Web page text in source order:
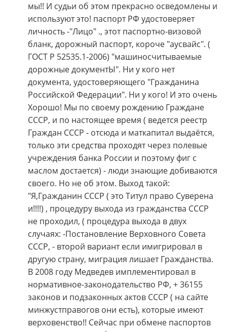
мы!! И судьи об этом прекрасно осведомлены и
используют это! паспорт РФ удостоверяет
личность -"Лицо" ., этот паспортно-визовой
бланк, дорожный паспорт, короче "аусвайс". (
ГОСТ Р 52535.1-2006) "машиносчитываемые
дорожные документЫ". Ни у кого нет
документа, удостоверяющего "Гражданина
Российской Федерации". Ни у кого! И это очень
Хорошо! Мы по своему рождению Граждане
СССР, и по настоящее время ( ведется реестр
Граждан СССР - отсюда и маткапитал выдаётся,
только эти средства проходят через полевые
учреждения банка России и поэтому фиг с
маслом достается) - люди знающие добиваются
своего. Но не об этом. Выход такой:
"Я,Гражданин СССР ( это Титул право Суверена
и!!!!) , процедуру выхода из гражданства СССР
не проходил, ( процедура выхода в двух
случаях: -Постановление Верховного Совета
СССР, - второй вариант если имигрировал в
другую страну, миграция лишает Гражданства.
В 2008 году Медведев имплементировал в
нормативное-законодательство РФ, + 36155
законов и подзаконных актов СССР ( на сайте
минжустправогов они есть), которые имеют
верховенство!! Сейчас при обмене паспортов